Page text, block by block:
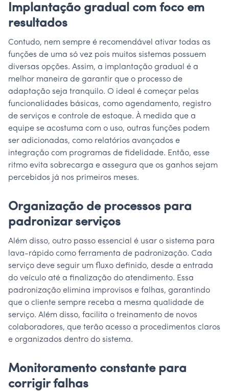
Implantação gradual com foco em
resultados
Contudo, nem sempre é recomendável ativar todas as
funções de uma só vez pois muitos sistemas possuem
diversas opções. Assim, a implantação gradual é a
melhor maneira de garantir que o processo de
adaptação seja tranquilo. O ideal é começar pelas
funcionalidades básicas, como agendamento, registro
de serviços e controle de estoque. À medida que a
equipe se acostuma com o uso, outras funções podem
ser adicionadas, como relatórios avançados e
integração com programas de fidelidade. Então, esse
ritmo evita sobrecarga e assegura que os ganhos sejam
percebidos já nos primeiros meses.
Organização de processos para
padronizar serviços
Além disso, outro passo essencial é usar o sistema para
lava-rápido como ferramenta de padronização. Cada
serviço deve seguir um fluxo definido, desde a entrada
do veículo até a finalização do atendimento. Essa
padronização elimina improvisos e falhas, garantindo
que o cliente sempre receba a mesma qualidade de
serviço. Além disso, facilita o treinamento de novos
colaboradores, que terão acesso a procedimentos claros
e organizados dentro do sistema.
Monitoramento constante para
corrigir falhas